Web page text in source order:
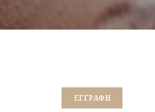
EΓΓΡΑΦΉ